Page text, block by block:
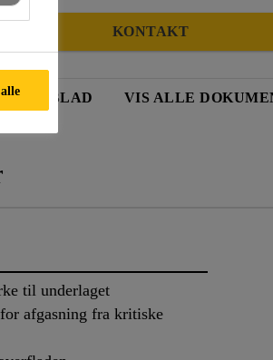
KONTAKT
VIS ALLE
til underlaget
afgasning fra kritiske